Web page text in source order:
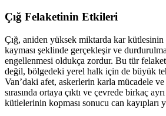
Çığ Felaketinin Etkileri
Çığ, aniden yüksek miktarda kar kütlesinin
kayması şeklinde gerçekleşir ve
engellenmesi oldukça zordur. Bu tür
değil, bölgedeki yerel halk için de büyük
Van’daki afet, askerlerin karla mücadele
sırasında ortaya çıktı ve çevrede birkaç
kütlelerinin kopması sonucu can kayıpları